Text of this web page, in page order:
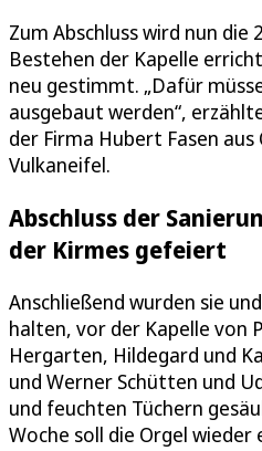
Zum Abschluss wird nun die
Bestehen der Kapelle
neu gestimmt. „Dafür
ausgebaut werden“,
der Firma Hubert Fasen
Vulkaneifel.
Abschluss der
der Kirmes gefeiert
Anschließend wurden sie
halten, vor der Kapelle von
Hergarten, Hildegard und
und Werner Schütten und
und feuchten Tüchern
Woche soll die Orgel